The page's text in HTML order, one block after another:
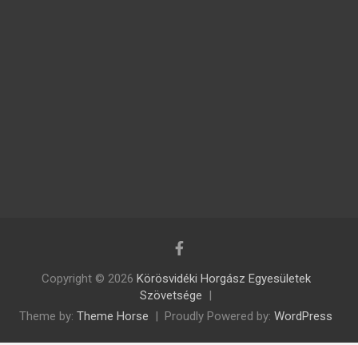
Copyright © 2026 Körösvidéki Horgász Egyesületek
Szövetsége
Theme by: Theme Horse Proudly Powered by: WordPress